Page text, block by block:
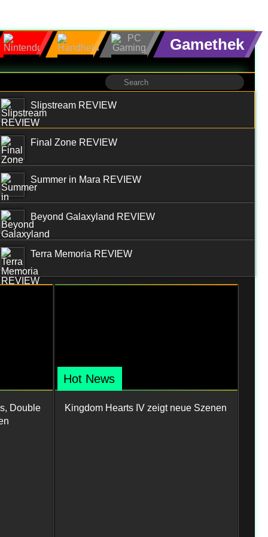
Gamethek
Slipstream REVIEW
Final Zone REVIEW
Summer in Mara REVIEW
Beyond Galaxyland REVIEW
Terra Memoria REVIEW
Double
Hot News
Kingdom Hearts IV zeigt neue Szenen